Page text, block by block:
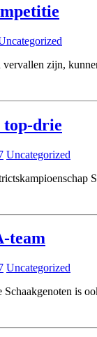
zijn,
top-drie
Uncategorized
team
Uncategorized
Schaakgenoten is